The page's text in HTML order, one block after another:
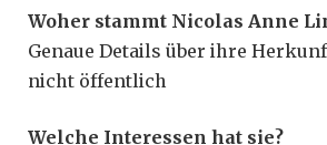
Woher stammt Nicolas Anne
Genaue Details über ihre
nicht öffentlich
Welche Interessen hat sie?